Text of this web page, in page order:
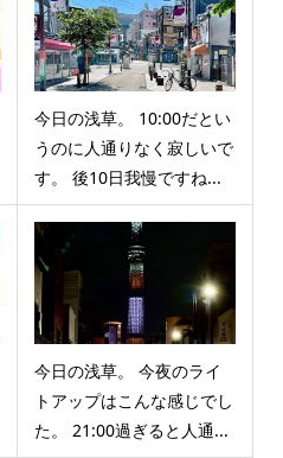
今日の浅草。 10:00だとい
うのに人通りなく寂しいで
す。 後10日我慢ですね...
今日の浅草。 今夜のライ
トアップはこんな感じでし
た。 21:00過ぎると人通...